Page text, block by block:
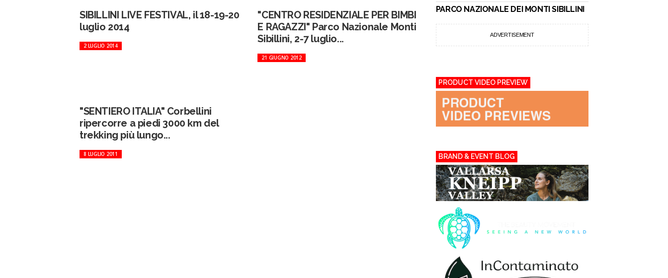
SIBILLINI LIVE FESTIVAL, il 18-19-20
luglio 2014
2 LUGLIO 2014
"CENTRO RESIDENZIALE PER BIMBI
E RAGAZZI" Parco Nazionale Monti
Sibillini, 2-7 luglio...
21 GIUGNO 2012
"SENTIERO ITALIA" Corbellini
ripercorre a piedi 3000 km del
trekking più lungo...
8 LUGLIO 2011
PARCO NAZIONALE DEI MONTI SIBILLINI
ADVERTISEMENT
PRODUCT VIDEO PREVIEW
BRAND & EVENT BLOG